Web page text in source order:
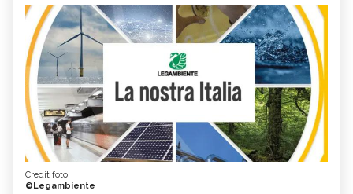
Credit foto
©Legambiente